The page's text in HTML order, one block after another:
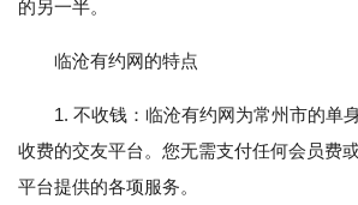
的另一半。
临沧有约网的特点
1. 不收钱：临沧有约网为常州市的单
收费的交友平台。您无需支付任何会员费
平台提供的各项服务。